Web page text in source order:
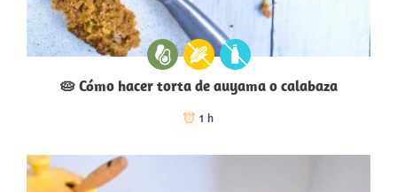
🥧 Cómo hacer torta de auyama o calabaza
1 h